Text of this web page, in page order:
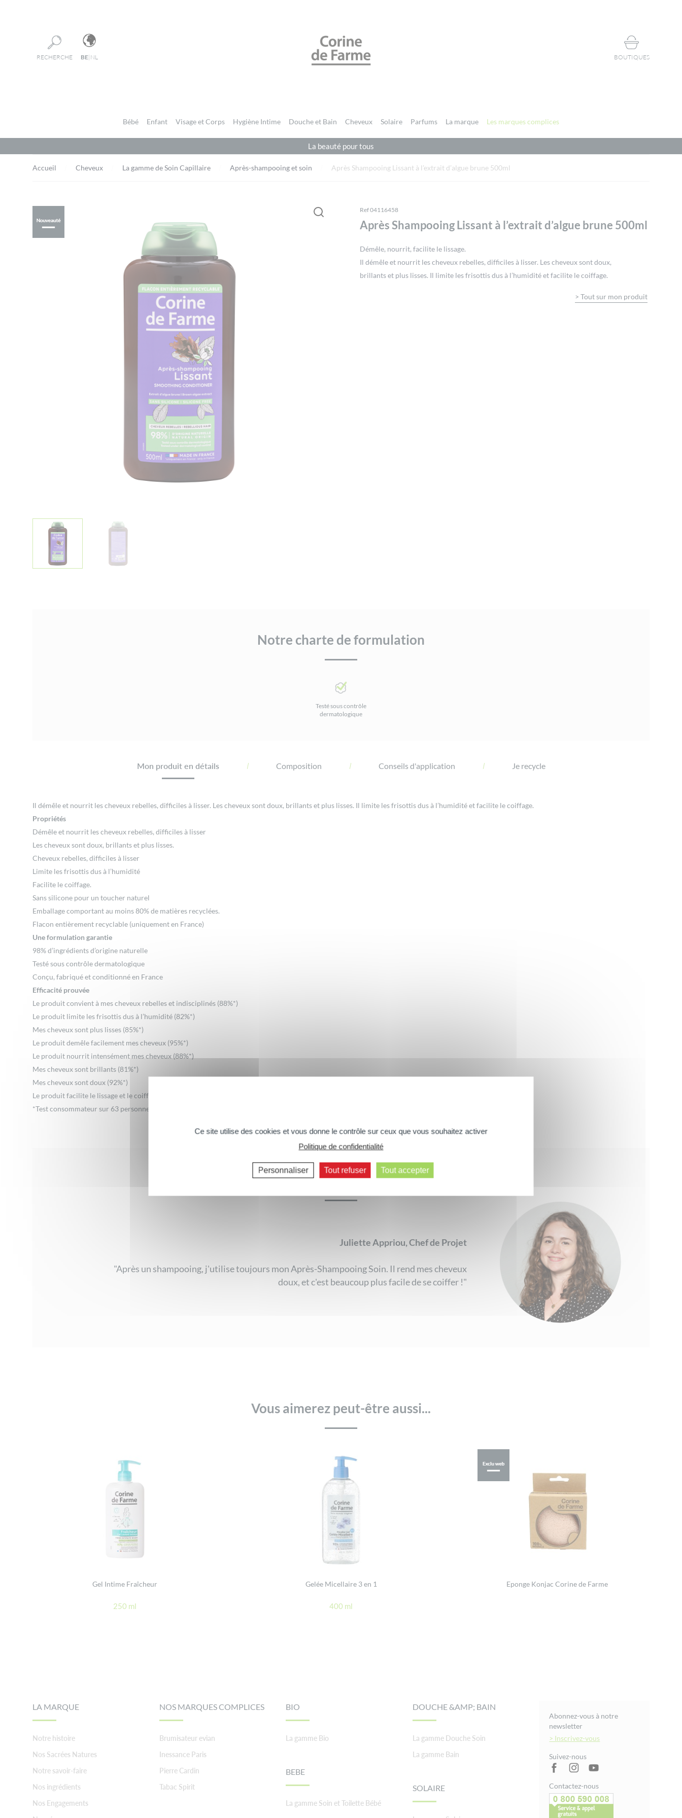
RECHERCHE BE| NL BOUTIQUES
Bébé Enfant Visage et Corps Hygiène Intime Douche et Bain Cheveux Solaire Parfums La marque Les marques complices
La beauté pour tous
Accueil Cheveux La gamme de Soin Capillaire Après-shampooing et soin Après Shampooing Lissant à l’extrait d’algue brune 500ml
Ref 04116458
Après Shampooing Lissant à l’extrait d’algue brune 500ml
Démêle, nourrit, facilite le lissage.
Il démêle et nourrit les cheveux rebelles, difficiles à lisser. Les cheveux sont doux,
brillants et plus lisses. Il limite les frisottis dus à l’humidité et facilite le coiffage.
> Tout sur mon produit
Notre charte de formulation
Testé sous contrôle
dermatologique
Mon produit en détails Composition Conseils d'application Je recycle
Il démêle et nourrit les cheveux rebelles, difficiles à lisser. Les cheveux sont doux, brillants et plus lisses. Il limite les frisottis dus à l’humidité et facilite le coiffage.
Propriétés
Démêle et nourrit les cheveux rebelles, difficiles à lisser
Les cheveux sont doux, brillants et plus lisses.
Cheveux rebelles, difficiles à lisser
Limite les frisottis dus à l’humidité
Facilite le coiffage.
Sans silicone pour un toucher naturel
Emballage comportant au moins 80% de matières recyclées.
Flacon entièrement recyclable (uniquement en France)
Une formulation garantie
98% d’ingrédients d’origine naturelle
Testé sous contrôle dermatologique
Conçu, fabriqué et conditionné en France
Efficacité prouvée
Le produit convient à mes cheveux rebelles et indisciplinés (88%*)
Le produit limite les frisottis dus à l’humidité (82%*)
Mes cheveux sont plus lisses (85%*)
Le produit demêle facilement mes cheveux (95%*)
Le produit nourrit intensément mes cheveux (88%*)
Mes cheveux sont brillants (81%*)
Mes cheveux sont doux (92%*)
Le produit facilite le lissage et le coiffage (92%*)
*Test consommateur sur 63 personnes pendant 3 semaines, % de satisfaction
Une sacrée nature témoigne
Juliette Appriou, Chef de Projet
"Après un shampooing, j'utilise toujours mon Après-Shampooing Soin. Il rend mes cheveux
doux, et c'est beaucoup plus facile de se coiffer !"
Vous aimerez peut-être aussi...
Gel Intime Fraîcheur
250 ml
Gelée Micellaire 3 en 1
400 ml
Eponge Konjac Corine de Farme
LA MARQUE
Notre histoire
Nos Sacrées Natures
Notre savoir-faire
Nos ingrédients
Nos Engagements
NOS MARQUES COMPLICES
Brumisateur evian
Inessance Paris
Pierre Cardin
Tabac Spirit
BIO
La gamme Bio
BEBE
La gamme Soin et Toilette Bébé
DOUCHE &AMP; BAIN
La gamme Douche Soin
La gamme Bain
SOLAIRE
Abonnez-vous à notre
newsletter
> Inscrivez-vous
Suivez-nous
Contactez-nous
Ce site utilise des cookies et vous donne le contrôle sur ceux que vous souhaitez activer
Politique de confidentialité
Personnaliser Tout refuser Tout accepter